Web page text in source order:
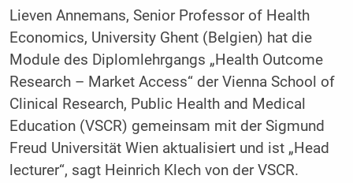
Lieven Annemans, Senior Professor of Health
Economics, University Ghent (Belgien) hat die
Module des Diplomlehrgangs „Health Outcome
Research – Market Access“ der Vienna School of
Clinical Research, Public Health and Medical
Education (VSCR) gemeinsam mit der Sigmund
Freud Universität Wien aktualisiert und ist „Head
lecturer“, sagt Heinrich Klech von der VSCR.